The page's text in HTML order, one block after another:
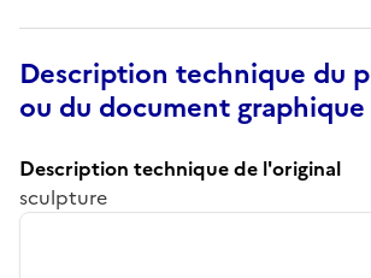
Description technique du
ou du document graphique
Description technique de l'original
sculpture